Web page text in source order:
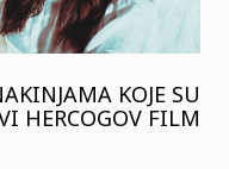
KOJE SU
HERCOGOV FILM